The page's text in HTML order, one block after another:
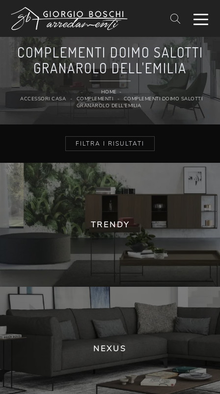
COMPLEMENTI DOIMO SALOTTI
GRANAROLO DELL'EMILIA
HOME -
ACCESSORI CASA
- COMPLEMENTI -
COMPLEMENTI DOIMO SALOTTI
GRANAROLO DELL'EMILIA
FILTRA I RISULTATI
TRENDY
NEXUS